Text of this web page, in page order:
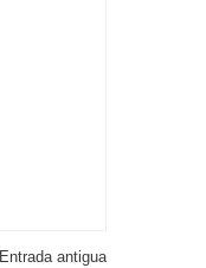
Entrada antigua